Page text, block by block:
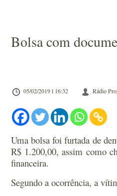
Bolsa com
05/02/2019 l 16:32 Rádio
Uma bolsa foi furtada de
R$ 1.200,00, assim como
financeira.
Segundo a ocorrência, a